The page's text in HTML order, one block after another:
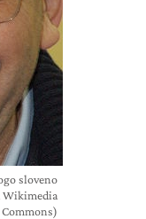
sloveno
Wikimedia
Commons)